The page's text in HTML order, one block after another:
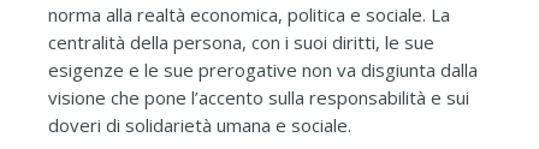
norma alla realtà economica, politica e sociale. La
centralità della persona, con i suoi diritti, le sue
esigenze e le sue prerogative non va disgiunta dalla
visione che pone l’accento sulla responsabilità e sui
doveri di solidarietà umana e sociale.